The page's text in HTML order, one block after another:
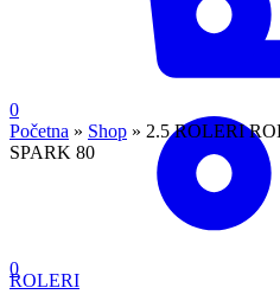
0
0
Početna » Shop » 2.5 ROLERI
SPARK 80
ROLERI